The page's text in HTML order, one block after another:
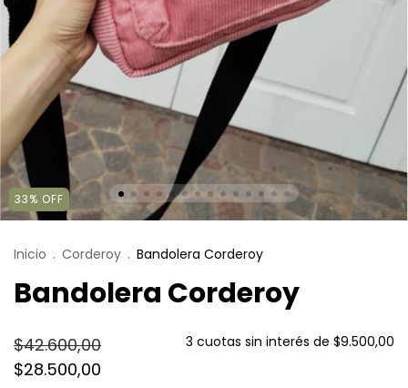
33% OFF
Inicio . Corderoy . Bandolera Corderoy
Bandolera Corderoy
$42.600,00
$28.500,00
3 cuotas sin interés de $9.500,00